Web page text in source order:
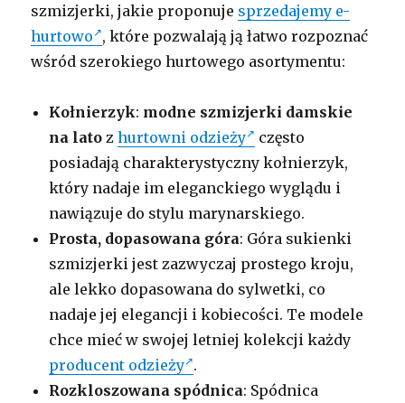
szmizjerki, jakie proponuje sprzedajemy e-
hurtowo , które pozwalają ją łatwo rozpoznać
wśród szerokiego hurtowego asortymentu:
Kołnierzyk: modne szmizjerki damskie
na lato zhurtowni odzieży
często
posiadają charakterystyczny kołnierzyk,
który nadaje im eleganckiego wyglądu i
nawiązuje do stylu marynarskiego.
Prosta, dopasowana góra: Góra sukienki
szmizjerki jest zazwyczaj prostego kroju,
ale lekko dopasowana do sylwetki, co
nadaje jej elegancji i kobiecości. Te modele
chce mieć w swojej letniej kolekcji każdy
producent odzieży .
Rozkloszowana spódnica: Spódnica